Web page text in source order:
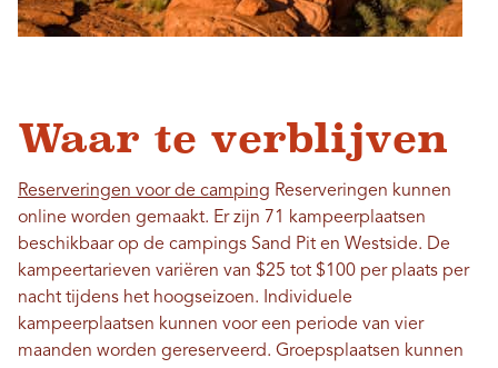
Waar te verblijven
Reserveringen voor de camping Reserveringen kunnen
online worden gemaakt. Er zijn 71 kampeerplaatsen
beschikbaar op de campings Sand Pit en Westside. De
kampeertarieven variëren van $25 tot $100 per plaats per
nacht tijdens het hoogseizoen. Individuele
kampeerplaatsen kunnen voor een periode van vier
maanden worden gereserveerd. Groepsplaatsen kunnen